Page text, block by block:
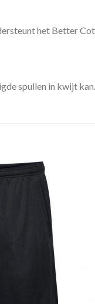
het Better
spullen in kwijt kan.